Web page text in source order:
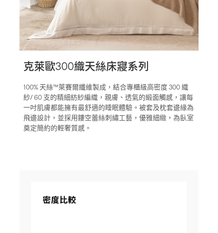
克萊歐300織天絲床寢系列
100% 天絲™萊賽爾纖維製成，結合專櫃級高密度 300 織
紗/ 60 支的精細紡紗編織，親膚、透氣的緞面觸感，讓每
一吋肌膚都能擁有最舒適的睡眠體驗。被套及枕套邊緣為
飛邊設計，並採用鏤空蕾絲刺繡工藝，優雅細緻，為臥室
奠定簡約的輕奢質感。